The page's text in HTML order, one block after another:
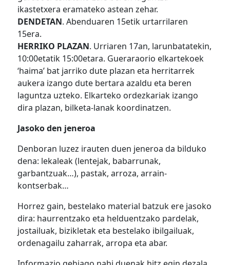
ikastetxera eramateko astean zehar.
DENDETAN. Abenduaren 15etik urtarrilaren
15era.
HERRIKO PLAZAN. Urriaren 17an, larunbatatekin,
10:00etatik 15:00etara. Gueraraorio elkartekoek
‘haima’ bat jarriko dute plazan eta herritarrek
aukera izango dute bertara azaldu eta beren
laguntza uzteko. Elkarteko ordezkariak izango
dira plazan, bilketa-lanak koordinatzen.
Jasoko den jeneroa
Denboran luzez irauten duen jeneroa da bilduko
dena: lekaleak (lentejak, babarrunak,
garbantzuak…), pastak, arroza, arrain-
kontserbak…
Horrez gain, bestelako material batzuk ere jasoko
dira: haurrentzako eta helduentzako pardelak,
jostailuak, bizikletak eta bestelako ibilgailuak,
ordenagailu zaharrak, arropa eta abar.